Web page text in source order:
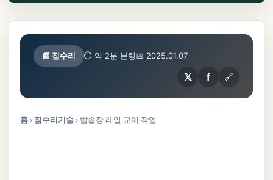
📰 집수리 ⏱ 약 2분 분량📅 2025.01.07
𝕏 f 🔗
홈› 집수리기술› 밥솥장 레일 교체 작업